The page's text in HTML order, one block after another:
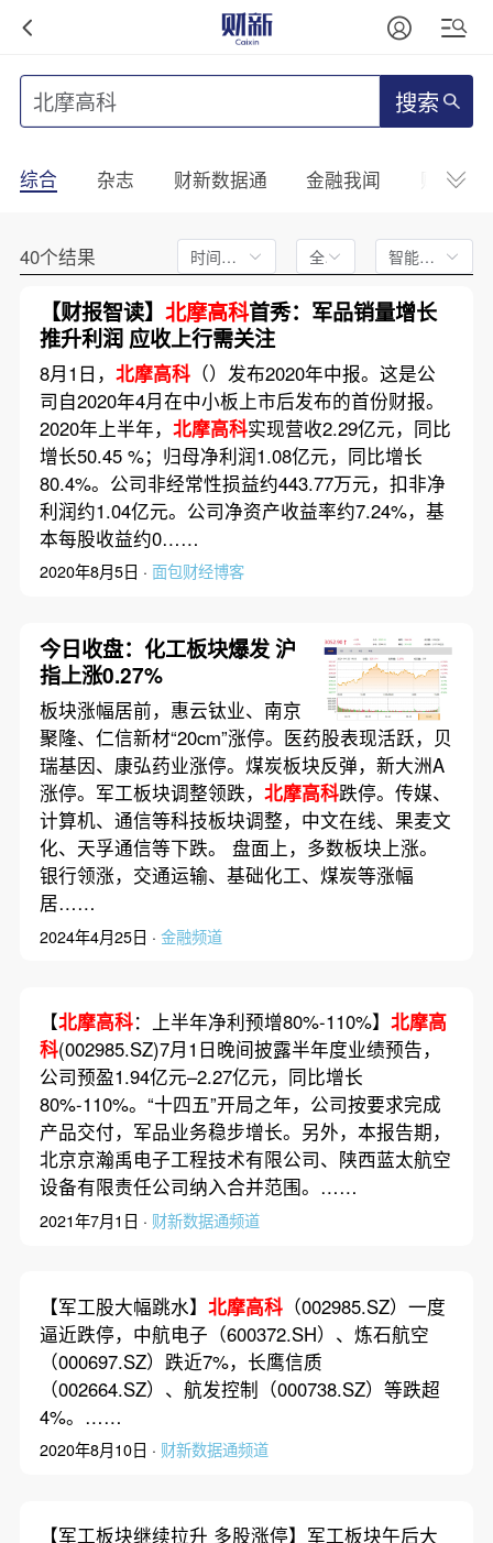
搜索
综合 杂志 财新数据通 金融我闻 财新
40个结果 时间不限 全文 智能排序
【财报智读】 北摩高科首秀：军品销量增长
推升利润 应收上行需关注
8月1日， 北摩高科（）发布2020年中报。这是公
司自2020年4月在中小板上市后发布的首份财报。
2020年上半年， 北摩高科实现营收2.29亿元，同比
增长50.45 %；归母净利润1.08亿元，同比增长
80.4%。公司非经常性损益约443.77万元，扣非净
利润约1.04亿元。公司净资产收益率约7.24%，基
本每股收益约0……
2020年8月5日 · 面包财经博客
今日收盘：化工板块爆发 沪
指上涨0.27%
板块涨幅居前，惠云钛业、南京
聚隆、仁信新材“20cm”涨停。医药股表现活跃，贝
瑞基因、康弘药业涨停。煤炭板块反弹，新大洲A
涨停。军工板块调整领跌， 北摩高科跌停。传媒、
计算机、通信等科技板块调整，中文在线、果麦文
化、天孚通信等下跌。 盘面上，多数板块上涨。
银行领涨，交通运输、基础化工、煤炭等涨幅
居……
2024年4月25日 · 金融频道
【北摩高科：上半年净利预增80%-110%】 北摩高
科(002985.SZ)7月1日晚间披露半年度业绩预告，
公司预盈1.94亿元–2.27亿元，同比增长
80%-110%。“十四五”开局之年，公司按要求完成
产品交付，军品业务稳步增长。另外，本报告期，
北京京瀚禹电子工程技术有限公司、陕西蓝太航空
设备有限责任公司纳入合并范围。……
2021年7月1日 · 财新数据通频道
【军工股大幅跳水】 北摩高科（002985.SZ）一度
逼近跌停，中航电子（600372.SH）、炼石航空
（000697.SZ）跌近7%，长鹰信质
（002664.SZ）、航发控制（000738.SZ）等跌超
4%。……
2020年8月10日 · 财新数据通频道
【军工板块继续拉升 多股涨停】军工板块午后大